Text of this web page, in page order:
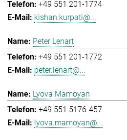
+49 551 201-1774
kishan.kurpati@...
Peter Lenart
+49 551 201-1772
peter.lenart@...
Lyova Mamoyan
+49 551 5176-457
lyova.mamoyan@...